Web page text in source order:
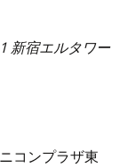
新宿エルタワー
コンプラザ東